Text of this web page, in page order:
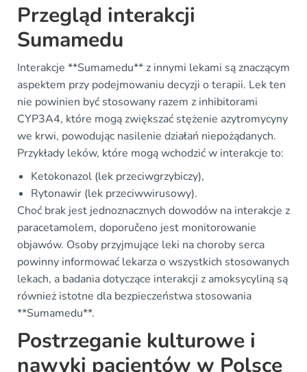
Przegląd interakcji
Sumamedu
Interakcje **Sumamedu** z innymi lekami są znaczącym
aspektem przy podejmowaniu decyzji o terapii. Lek ten
nie powinien być stosowany razem z inhibitorami
CYP3A4, które mogą zwiększać stężenie azytromycyny
we krwi, powodując nasilenie działań niepożądanych.
Przykłady leków, które mogą wchodzić w interakcje to:
Ketokonazol (lek przeciwgrzybiczy),
Rytonawir (lek przeciwwirusowy).
Choć brak jest jednoznacznych dowodów na interakcje z
paracetamolem, doporučeno jest monitorowanie
objawów. Osoby przyjmujące leki na choroby serca
powinny informować lekarza o wszystkich stosowanych
lekach, a badania dotyczące interakcji z amoksycyliną są
również istotne dla bezpieczeństwa stosowania
**Sumamedu**.
Postrzeganie kulturowe i
nawyki pacjentów w Polsce